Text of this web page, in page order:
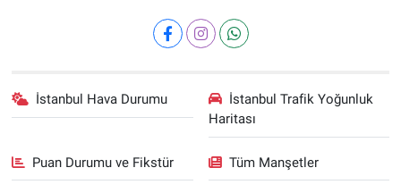
İstanbul Hava Durumu
İstanbul Trafik Yoğunluk
Haritası
Puan Durumu ve Fikstür Tüm Manşetler